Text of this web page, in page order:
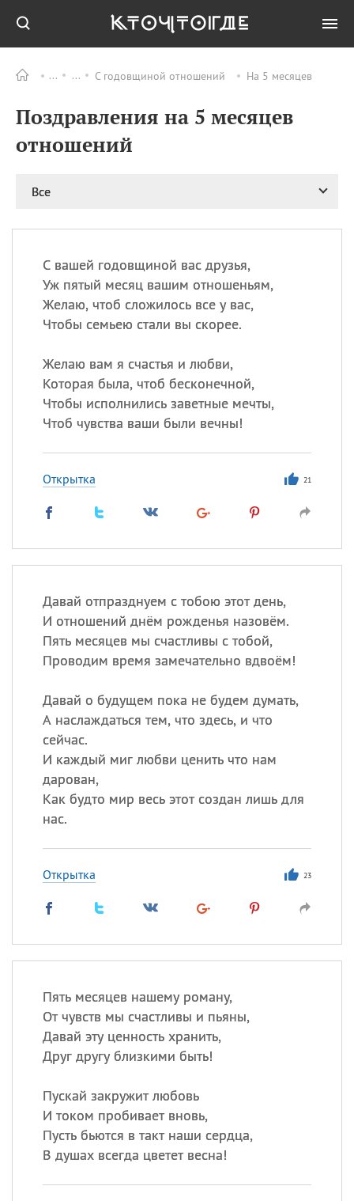
С годовщиной отношений На 5 месяцев
Поздравления на 5 месяцев
отношений
Все
С вашей годовщиной вас друзья,
Уж пятый месяц вашим отношеньям,
Желаю, чтоб сложилось все у вас,
Чтобы семьею стали вы скорее.
Желаю вам я счастья и любви,
Которая была, чтоб бесконечной,
Чтобы исполнились заветные мечты,
Чтоб чувства ваши были вечны!
Открытка 21
Давай отпразднуем с тобою этот день,
И отношений днём рожденья назовём.
Пять месяцев мы счастливы с тобой,
Проводим время замечательно вдвоём!
Давай о будущем пока не будем думать,
А наслаждаться тем, что здесь, и что
сейчас.
И каждый миг любви ценить что нам
дарован,
Как будто мир весь этот создан лишь для
нас.
Открытка 23
Пять месяцев нашему роману,
От чувств мы счастливы и пьяны,
Давай эту ценность хранить,
Друг другу близкими быть!
Пускай закружит любовь
И током пробивает вновь,
Пусть бьются в такт наши сердца,
В душах всегда цветет весна!
ПРАЗДНИКИ Все
09.08
День памяти жертв
день
рисового пудинга
09.08 День Дымняшки
(Smokey Bear Day)
ИМЕНА
Сегодня празднуют именины
Сергей, Теодор,